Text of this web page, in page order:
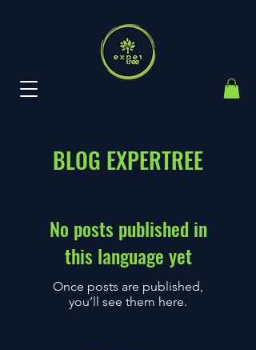
BLOG EXPERTREE
No posts published in
this language yet
Once posts are published,
you’ll see them here.